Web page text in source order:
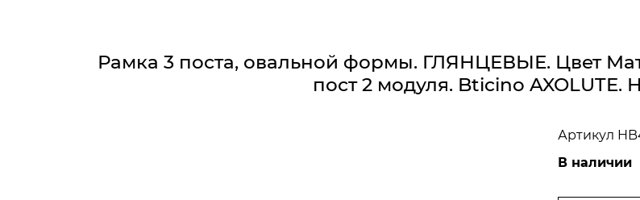
Рамка 3 поста, овальной формы. ГЛЯНЦЕВЫЕ. Цвет
пост 2 модуля. Bticino AXOLUTE.
Артикул
В наличии